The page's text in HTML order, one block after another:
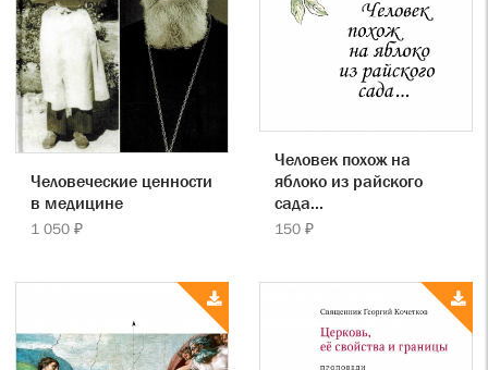
Человеческие ценности
в медицине
1 050 ₽
Человек похож на
яблоко из райского
сада...
150 ₽